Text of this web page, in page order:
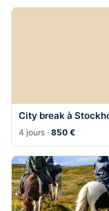
City break à
4 jours ·850 €